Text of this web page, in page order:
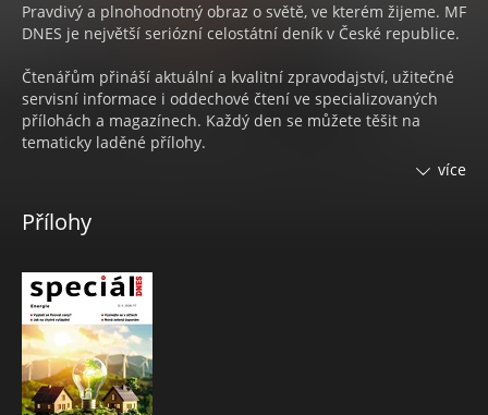
Pravdivý a plnohodnotný obraz o světě, ve kterém žijeme. MF
DNES je největší seriózní celostátní deník v České republice.
Čtenářům přináší aktuální a kvalitní zpravodajství, užitečné
servisní informace i oddechové čtení ve specializovaných
přílohách a magazínech. Každý den se můžete těšit na
tematicky laděné přílohy.
• Pondělí s nejčtenějším ženským časopisem
spotřebitelskýmiTESTY KVALITY
• Středa s inspirací pro váš domov a zahradu v
• Čtvrtek s televizním programem
• Pátek se mohou čtenáři těšit na časopis
• Sobota se spoustou zajímavého čtení na volné dny ve
Víkend DNES a v Orientaci Lidových novin.
více
Přílohy